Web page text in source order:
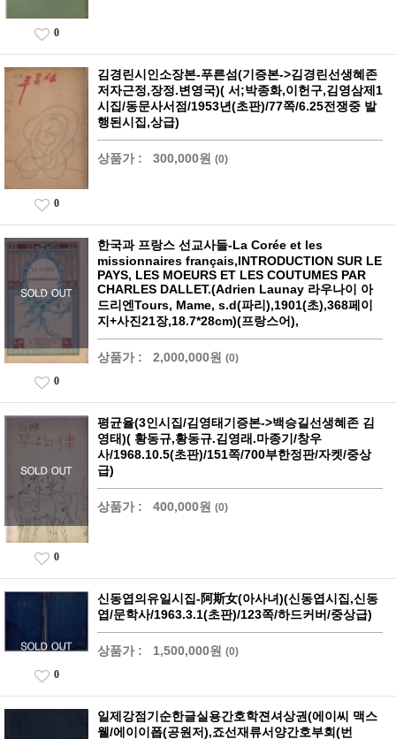
0
김경린시인소장본-푸른섬(기증본->김경린선생혜존
저자근정,장정.변영국)( 서;박종화,이헌구,김영삼제1
시집/동문사서점/1953년(초판)/77쪽/6.25전쟁중 발
행된시집,상급)
상품가 : 300,000원 (0)
0
한국과 프랑스 선교사들-La Corée et les
missionnaires français,INTRODUCTION SUR LE
PAYS, LES MOEURS ET LES COUTUMES PAR
CHARLES DALLET.(Adrien Launay 라우나이 아
드리엔Tours, Mame, s.d(파리),1901(초),368페이
지+사진21장,18.7*28cm)(프랑스어),
상품가 : 2,000,000원 (0)
0
평균율(3인시집/김영태기증본->백승길선생혜존 김
영태)( 황동규,황동규.김영래.마종기/창우
사/1968.10.5(초판)/151쪽/700부한정판/자켓/중상
급)
상품가 : 400,000원 (0)
0
신동엽의유일시집-阿斯女(아사녀)(신동엽시집,신동
엽/문학사/1963.3.1(초판)/123쪽/하드커버/중상급)
상품가 : 1,500,000원 (0)
0
일제강점기순한글실용간호학젼셔상권(에이씨 맥스
웰/에이이폽(공원저),죠선재류서양간호부회(번